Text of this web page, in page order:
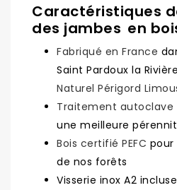
Caractéristiques
des jambes en
Fabriqué en France
Saint Pardoux la
Naturel Périgord
Traitement autoclave
une meilleure
Bois certifié PEFC pour
de nos forêts
Visserie inox A2 incluse